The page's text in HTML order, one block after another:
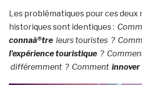
Les problématiques pour ces deux
historiques sont identiques :
connaà®treleurs touristes ?
l’expérience touristique?
différemment ? Comment innover